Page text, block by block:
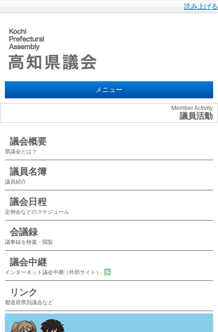
読み上げる
メニュー
Member Activity
議員活動
議会概要
県議会とは？
議員名簿
議員紹介
議会日程
定例会などのスケジュール
会議録
議事録を検索・閲覧
議会中継
インターネット議会中継（外部サイト）
リンク
都道府県別議会など